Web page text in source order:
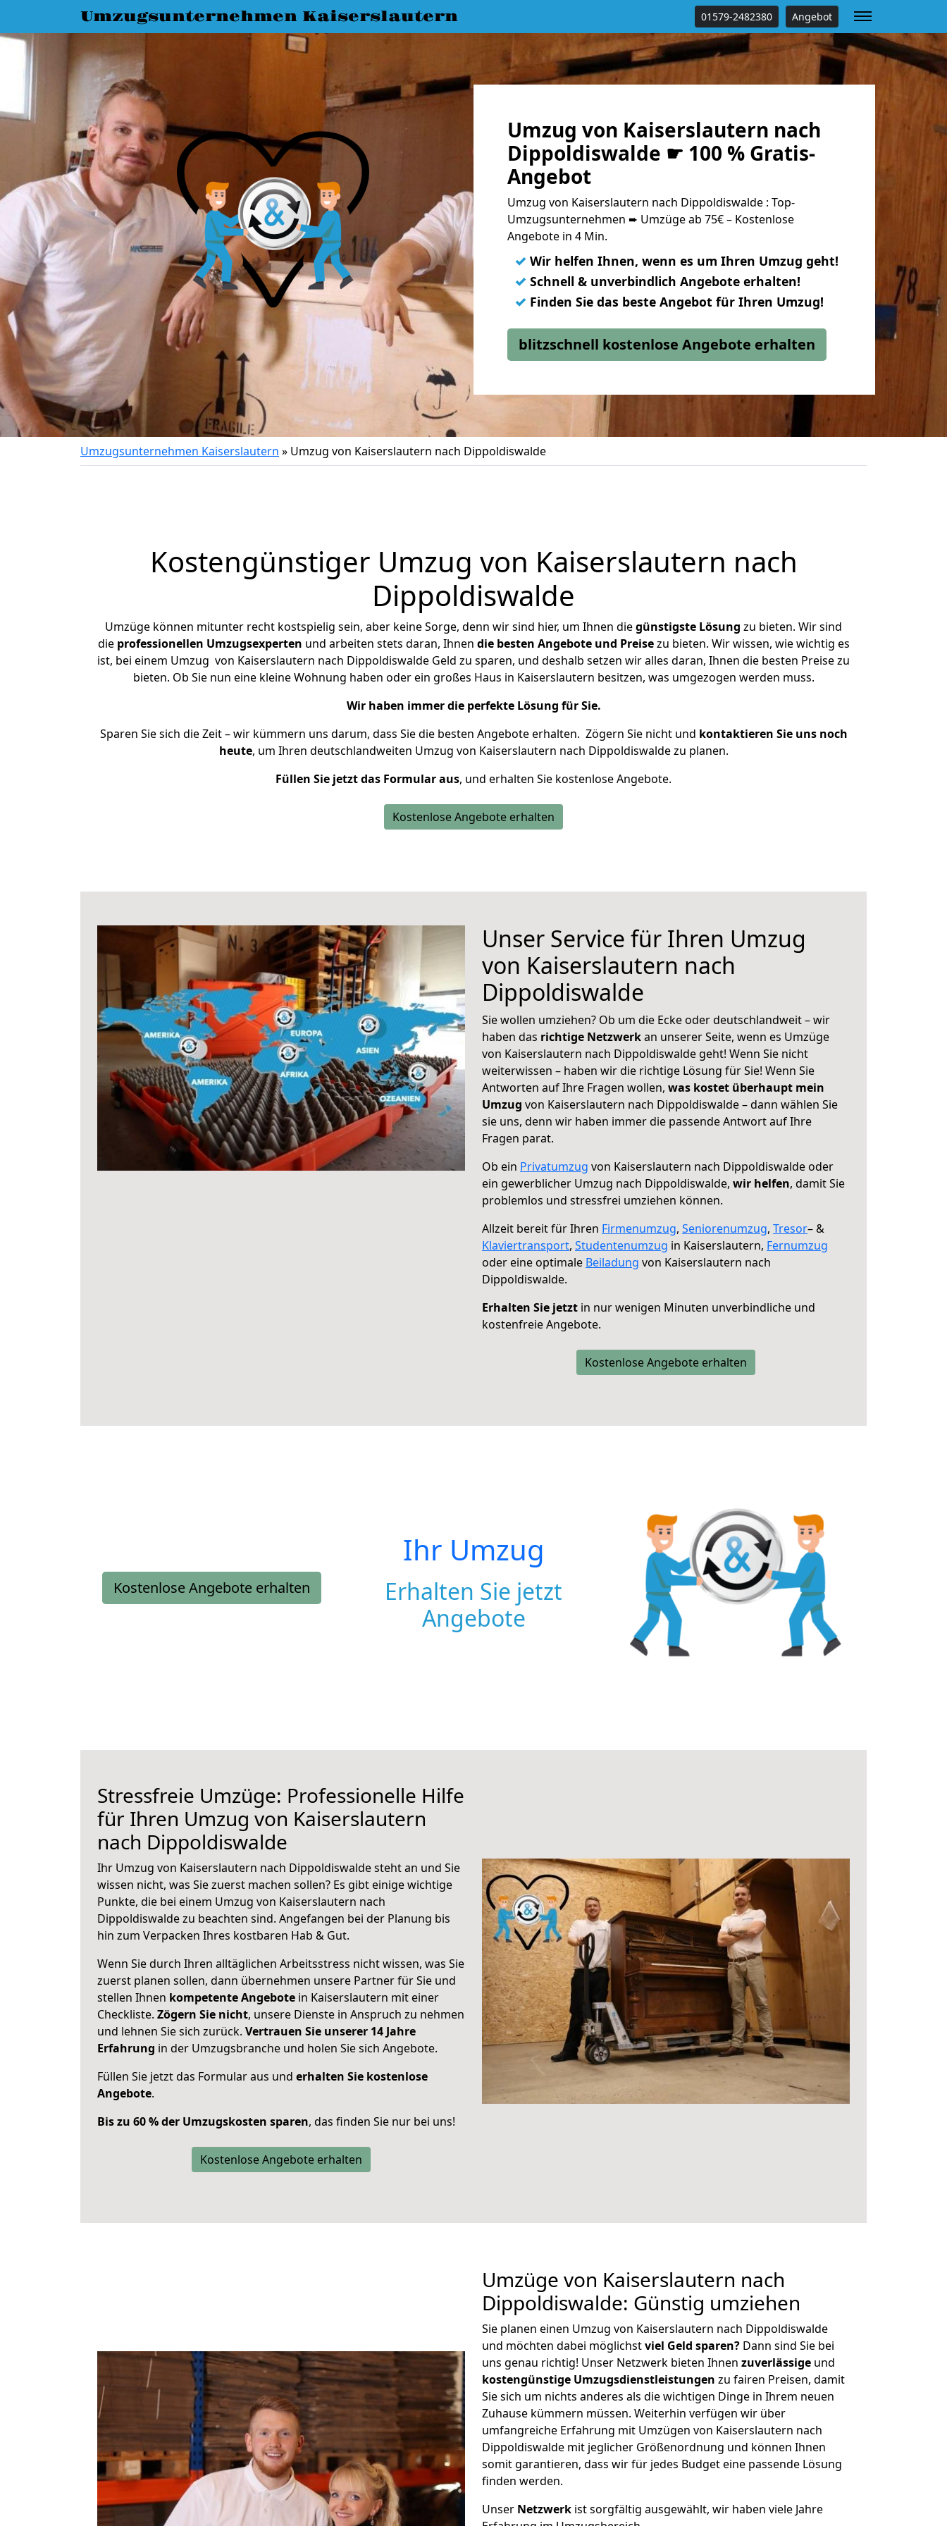
Umzugsunternehmen Kaiserslautern 01579-2482380 Angebot
Umzug von Kaiserslautern nach
Dippoldiswalde ☛ 100 % Gratis-
Angebot
Umzug von Kaiserslautern nach Dippoldiswalde : Top-
Umzugsunternehmen ➨ Umzüge ab 75€ – Kostenlose
Angebote in 4 Min.
✓ Wir helfen Ihnen, wenn es um Ihren Umzug geht!
✓ Schnell & unverbindlich Angebote erhalten!
✓ Finden Sie das beste Angebot für Ihren Umzug!
blitzschnell kostenlose Angebote erhalten
Umzugsunternehmen Kaiserslautern » Umzug von Kaiserslautern nach Dippoldiswalde
Kostengünstiger Umzug von Kaiserslautern nach
Dippoldiswalde
Umzüge können mitunter recht kostspielig sein, aber keine Sorge, denn wir sind hier, um Ihnen diegünstigste Lösung zu bieten. Wir sind
die professionellen Umzugsexperten und arbeiten stets daran, Ihnen die besten Angebote und Preisezu bieten. Wir wissen, wie wichtig es
ist, bei einem Umzug von Kaiserslautern nach Dippoldiswalde Geld zu sparen, und deshalb setzen wir alles daran, Ihnen die besten Preise zu
bieten. Ob Sie nun eine kleine Wohnung haben oder ein großes Haus in Kaiserslautern besitzen, was umgezogen werden muss.
Wir haben immer die perfekte Lösung für Sie.
Sparen Sie sich die Zeit – wir kümmern uns darum, dass Sie die besten Angebote erhalten. Zögern Sie nicht und kontaktieren Sie uns noch
heute, um Ihren deutschlandweiten Umzug von Kaiserslautern nach Dippoldiswalde zu planen.
Füllen Sie jetzt das Formular aus, und erhalten Sie kostenlose Angebote.
Kostenlose Angebote erhalten
Unser Service für Ihren Umzug
von Kaiserslautern nach
Dippoldiswalde
Sie wollen umziehen? Ob um die Ecke oder deutschlandweit – wir
haben das richtige Netzwerkan unserer Seite, wenn es Umzüge
von Kaiserslautern nach Dippoldiswalde geht! Wenn Sie nicht
weiterwissen – haben wir die richtige Lösung für Sie! Wenn Sie
Antworten auf Ihre Fragen wollen, was kostet überhaupt mein
Umzug von Kaiserslautern nach Dippoldiswalde – dann wählen Sie
sie uns, denn wir haben immer die passende Antwort auf Ihre
Fragen parat.
Ob ein Privatumzug von Kaiserslautern nach Dippoldiswalde oder
ein gewerblicher Umzug nach Dippoldiswalde, wir helfen, damit Sie
problemlos und stressfrei umziehen können.
Allzeit bereit für Ihren Firmenumzug, Seniorenumzug, Tresor– &
Klaviertransport, Studentenumzug in Kaiserslautern, Fernumzug
oder eine optimale Beiladung von Kaiserslautern nach
Dippoldiswalde.
Erhalten Sie jetzt in nur wenigen Minuten unverbindliche und
kostenfreie Angebote.
Kostenlose Angebote erhalten
Kostenlose Angebote erhalten
Ihr Umzug
Erhalten Sie jetzt
Angebote
Stressfreie Umzüge: Professionelle Hilfe
für Ihren Umzug von Kaiserslautern
nach Dippoldiswalde
Ihr Umzug von Kaiserslautern nach Dippoldiswalde steht an und Sie
wissen nicht, was Sie zuerst machen sollen? Es gibt einige wichtige
Punkte, die bei einem Umzug von Kaiserslautern nach
Dippoldiswalde zu beachten sind. Angefangen bei der Planung bis
hin zum Verpacken Ihres kostbaren Hab & Gut.
Wenn Sie durch Ihren alltäglichen Arbeitsstress nicht wissen, was Sie
zuerst planen sollen, dann übernehmen unsere Partner für Sie und
stellen Ihnen kompetente Angebote in Kaiserslautern mit einer
Checkliste. Zögern Sie nicht, unsere Dienste in Anspruch zu nehmen
und lehnen Sie sich zurück. Vertrauen Sie unserer 14 Jahre
Erfahrung in der Umzugsbranche und holen Sie sich Angebote.
Füllen Sie jetzt das Formular aus und erhalten Sie kostenlose
Angebote.
Bis zu 60 % der Umzugskosten sparen, das finden Sie nur bei uns!
Kostenlose Angebote erhalten
Umzüge von Kaiserslautern nach
Dippoldiswalde: Günstig umziehen
Sie planen einen Umzug von Kaiserslautern nach Dippoldiswalde
und möchten dabei möglichstviel Geld sparen? Dann sind Sie bei
uns genau richtig! Unser Netzwerk bieten Ihnen zuverlässige und
kostengünstige Umzugsdienstleistungen zu fairen Preisen, damit
Sie sich um nichts anderes als die wichtigen Dinge in Ihrem neuen
Zuhause kümmern müssen. Weiterhin verfügen wir über
umfangreiche Erfahrung mit Umzügen von Kaiserslautern nach
Dippoldiswalde mit jeglicher Größenordnung und können Ihnen
somit garantieren, dass wir für jedes Budget eine passende Lösung
finden werden.
Unser Netzwerk ist sorgfältig ausgewählt, wir haben viele Jahre